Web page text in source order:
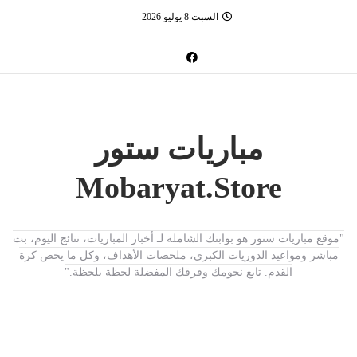
السبت 8 يوليو 2026
مباريات ستور
Mobaryat.Store
"موقع مباريات ستور هو بوابتك الشاملة لـ أخبار المباريات، نتائج اليوم، بث
مباشر ومواعيد الدوريات الكبرى، ملخصات الأهداف، وكل ما يخص كرة
القدم. تابع نجومك وفرقك المفضلة لحظة بلحظة."